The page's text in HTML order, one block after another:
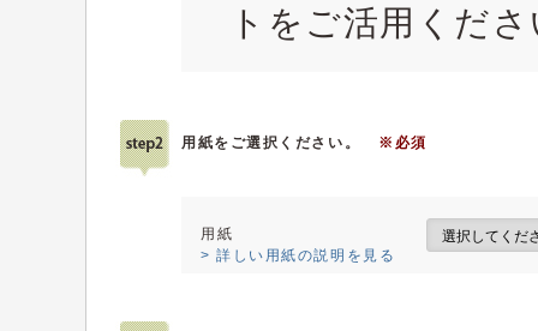
トをご活用くだ
用紙をご選択ください。 ※必須
用紙
> 詳しい用紙の説明を見る